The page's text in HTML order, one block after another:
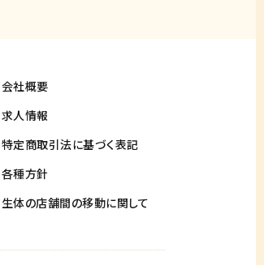
会社概要
求人情報
特定商取引法に基づく表記
各種方針
生体の店舗間の移動に関して